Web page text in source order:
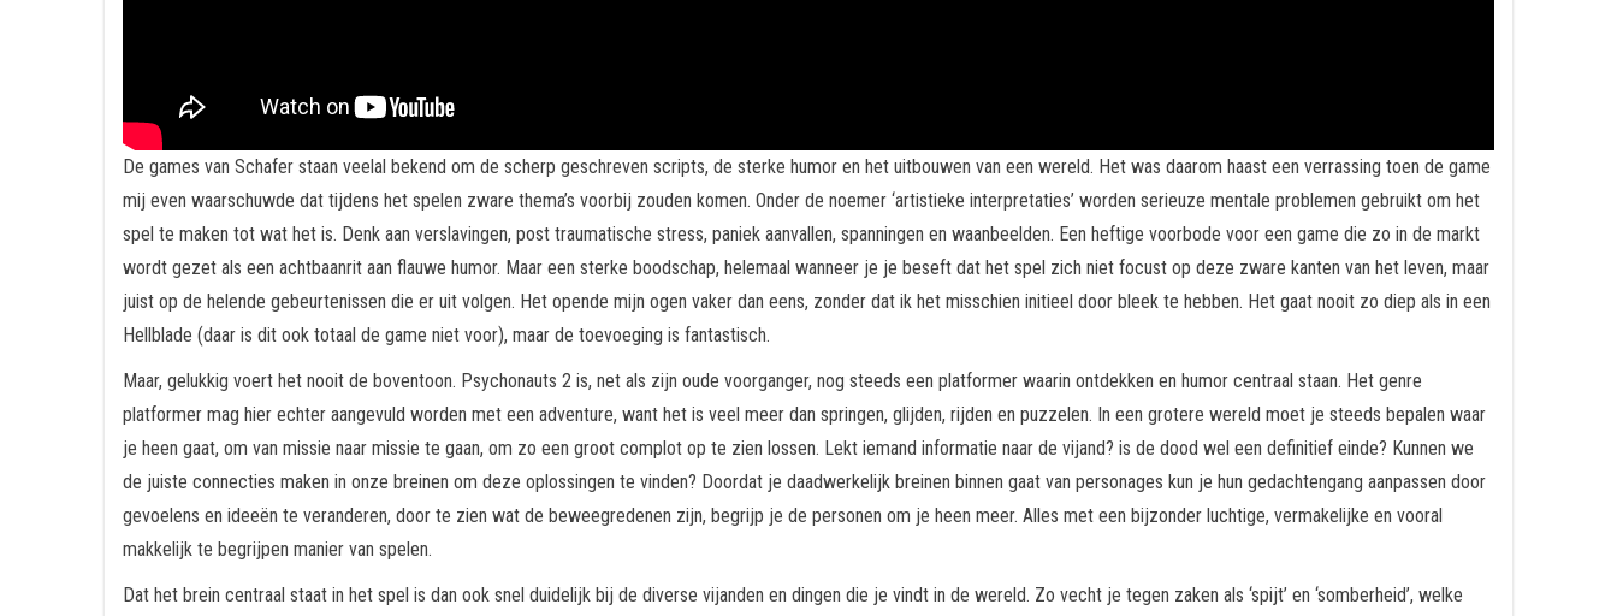
De games van Schafer staan veelal bekend om de scherp geschreven scripts, de sterke humor en het uitbouwen van een wereld. Het was daarom haast een verrassing toen de game
mij even waarschuwde dat tijdens het spelen zware thema’s voorbij zouden komen. Onder de noemer ‘artistieke interpretaties’ worden serieuze mentale problemen gebruikt om het
spel te maken tot wat het is. Denk aan verslavingen, post traumatische stress, paniek aanvallen, spanningen en waanbeelden. Een heftige voorbode voor een game die zo in de markt
wordt gezet als een achtbaanrit aan flauwe humor. Maar een sterke boodschap, helemaal wanneer je je beseft dat het spel zich niet focust op deze zware kanten van het leven, maar
juist op de helende gebeurtenissen die er uit volgen. Het opende mijn ogen vaker dan eens, zonder dat ik het misschien initieel door bleek te hebben. Het gaat nooit zo diep als in een
Hellblade (daar is dit ook totaal de game niet voor), maar de toevoeging is fantastisch.
Maar, gelukkig voert het nooit de boventoon. Psychonauts 2 is, net als zijn oude voorganger, nog steeds een platformer waarin ontdekken en humor centraal staan. Het genre
platformer mag hier echter aangevuld worden met een adventure, want het is veel meer dan springen, glijden, rijden en puzzelen. In een grotere wereld moet je steeds bepalen waar
je heen gaat, om van missie naar missie te gaan, om zo een groot complot op te zien lossen. Lekt iemand informatie naar de vijand? is de dood wel een definitief einde? Kunnen we
de juiste connecties maken in onze breinen om deze oplossingen te vinden? Doordat je daadwerkelijk breinen binnen gaat van personages kun je hun gedachtengang aanpassen door
gevoelens en ideeën te veranderen, door te zien wat de beweegredenen zijn, begrijp je de personen om je heen meer. Alles met een bijzonder luchtige, vermakelijke en vooral
makkelijk te begrijpen manier van spelen.
Dat het brein centraal staat in het spel is dan ook snel duidelijk bij de diverse vijanden en dingen die je vindt in de wereld. Zo vecht je tegen zaken als ‘spijt’ en ‘somberheid’, welke